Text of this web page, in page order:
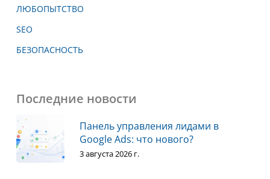
ЛЮБОПЫТСТВО
SEO
БЕЗОПАСНОСТЬ
Последние новости
Панель управления лидами в
Google Ads: что нового?
3 августа 2026 г.